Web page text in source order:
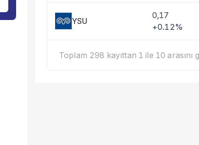
YSU
0,17
+0.12%
Toplam 298 kayıttan 1 ile 10 arasını